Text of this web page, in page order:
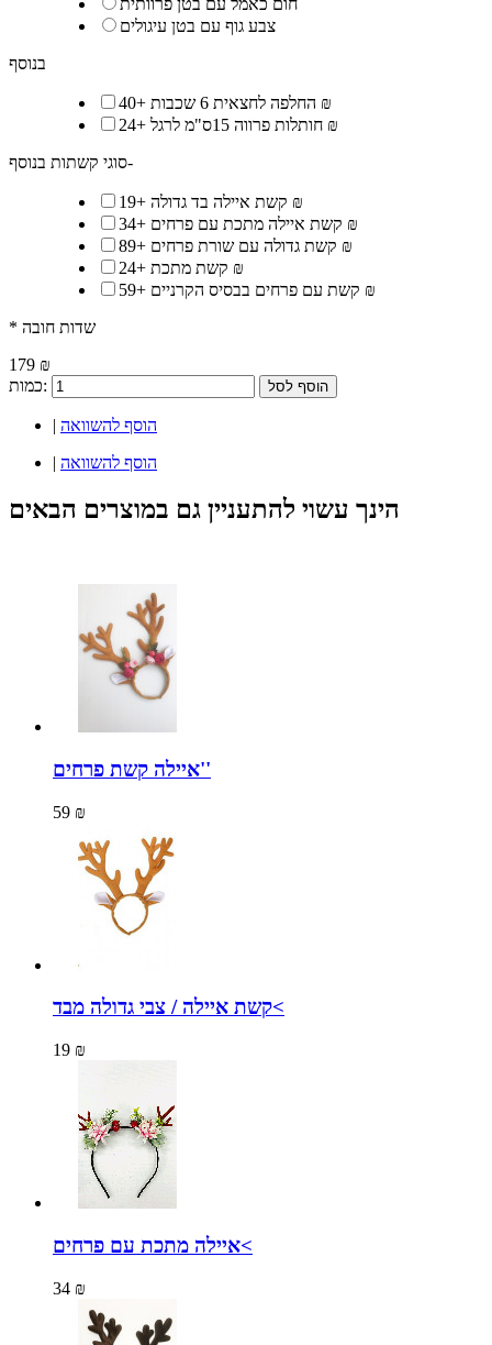
חום כאמל עם בטן פרוותית
צבע גוף עם בטן עיגולים
בנוסף
החלפה לחצאית 6 שכבות +
40 ₪
חותלות פרווה 15ס"מ לרגל
+
24 ₪
סוגי קשתות בנוסף-
קשת איילה בד גדולה +
19 ₪
קשת איילה מתכת עם פרחים +
34 ₪
קשת גדולה עם שורת פרחים +
89 ₪
קשת מתכת +
24 ₪
קשת עם פרחים בבסיס הקרניים +
59 ₪
* שדות חובה
179 ₪
כמות:
הוסף לסל
| הוסף להשוואה
| הוסף להשוואה
הינך עשוי להתעניין גם במוצרים הבאים
איילה קשת פרחים''
59 ₪
קשת איילה / צבי גדולה מבד<
19 ₪
איילה מתכת עם פרחים<
34 ₪